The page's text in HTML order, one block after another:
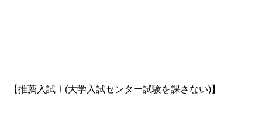
【推薦入試Ⅰ(大学入試センター試験を課さない)】